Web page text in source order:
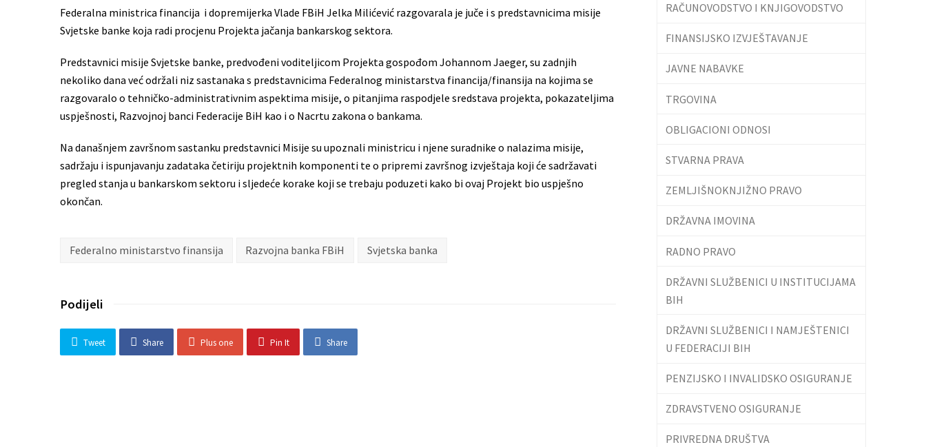
Federalna ministrica financija i dopremijerka Vlade FBiH Jelka Milićević razgovarala je juče i s predstavnicima misije
Svjetske banke koja radi procjenu Projekta jačanja bankarskog sektora.
Predstavnici misije Svjetske banke, predvođeni voditeljicom Projekta gospođom Johannom Jaeger, su zadnjih
nekoliko dana već održali niz sastanaka s predstavnicima Federalnog ministarstva financija/finansija na kojima se
razgovaralo o tehničko-administrativnim aspektima misije, o pitanjima raspodjele sredstava projekta, pokazateljima
uspješnosti, Razvojnoj banci Federacije BiH kao i o Nacrtu zakona o bankama.
Na današnjem završnom sastanku predstavnici Misije su upoznali ministricu i njene suradnike o nalazima misije,
sadržaju i ispunjavanju zadataka četiriju projektnih komponenti te o pripremi završnog izvještaja koji će sadržavati
pregled stanja u bankarskom sektoru i sljedeće korake koji se trebaju poduzeti kako bi ovaj Projekt bio uspješno
okončan.
Federalno ministarstvo finansija Razvojna banka FBiH Svjetska banka
Podijeli
Tweet Share Plus one Pin It Share
RAČUNOVODSTVO I KNJIGOVODSTVO
FINANSIJSKO IZVJEŠTAVANJE
JAVNE NABAVKE
TRGOVINA
OBLIGACIONI ODNOSI
STVARNA PRAVA
ZEMLJIŠNOKNJIŽNO PRAVO
DRŽAVNA IMOVINA
RADNO PRAVO
DRŽAVNI SLUŽBENICI U INSTITUCIJAMA
BIH
DRŽAVNI SLUŽBENICI I NAMJEŠTENICI
U FEDERACIJI BIH
PENZIJSKO I INVALIDSKO OSIGURANJE
ZDRAVSTVENO OSIGURANJE
PRIVREDNA DRUŠTVA